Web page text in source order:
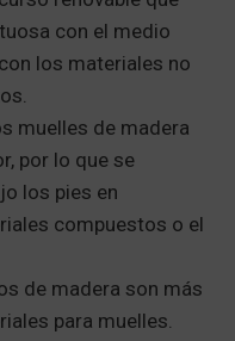
con el medio
los materiales no
muelles de madera
por lo que se
los pies en
compuestos o el
de madera son más
para muelles.